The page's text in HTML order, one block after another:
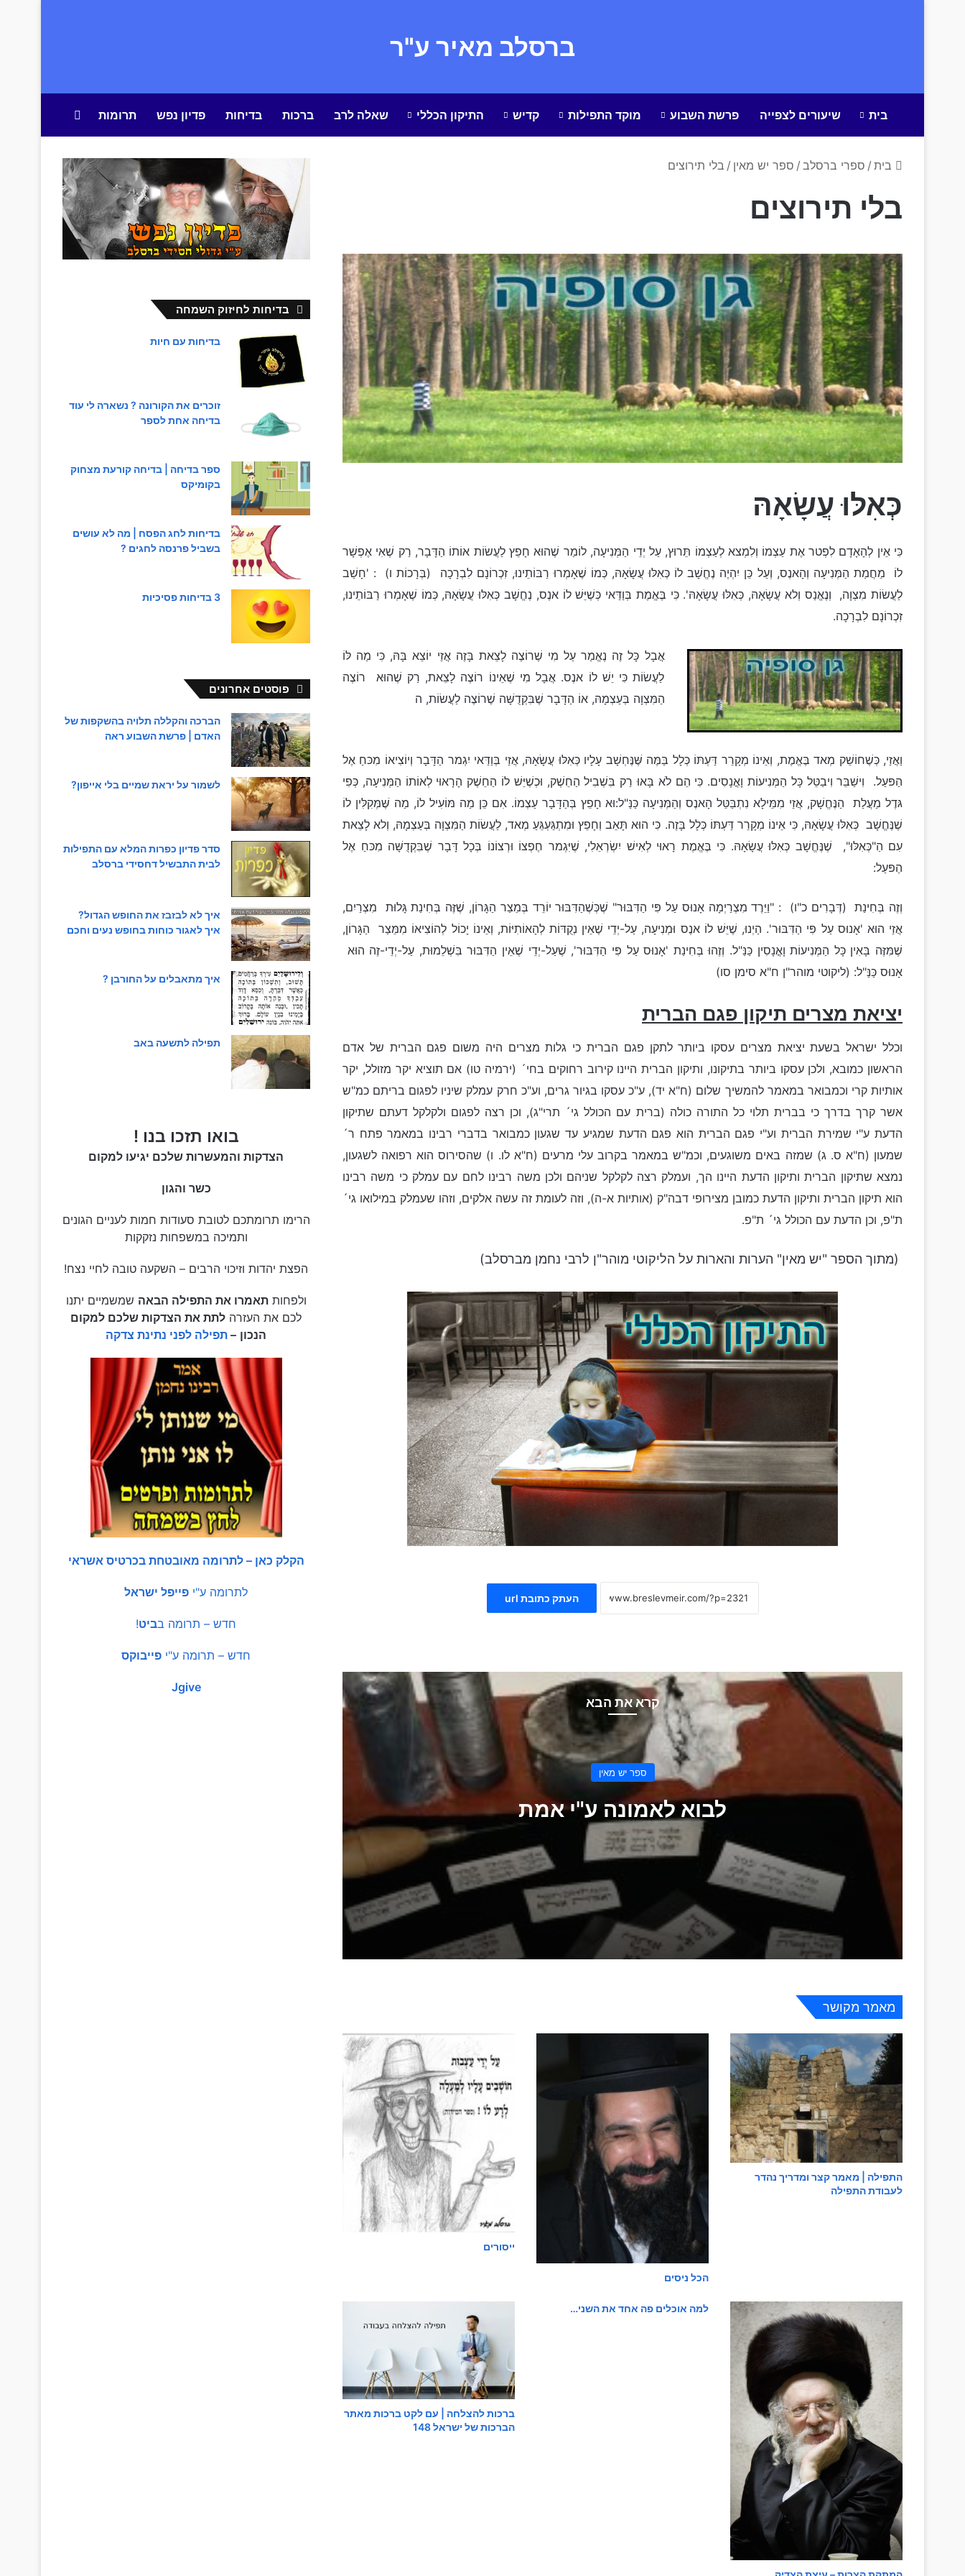
ברסלב מאיר ע"ר
בית שיעורים לצפייה פרשת השבוע מוקד התפילות קדיש התיקון הכללי שאלה לרב ברכות בדיחות פדיון נפש תרומות
בית / ספרי ברסלב / ספר יש מאין / בלי תירוצים
בלי תירוצים
כְּאִלּוּ עֲשָׂאָהּ
כִּי אֵין לְהָאָדָם לִפְטר אֶת עַצְמוֹ וְלִמְצא לְעַצְמוֹ תֵּרוּץ, עַל יְדֵי הַמְּנִיעָה, לוֹמַר שֶׁהוּא חָפֵץ לַעֲשׂוֹת אוֹתוֹ הַדָּבָר, רַק שֶׁאִי אֶפְשָׁר
לוֹ מֵחֲמַת הַמְּנִיעָה וְהָאנֶס, וְעַל כֵּן יִהְיֶה נֶחֱשָׁב לוֹ כְּאִלּוּ עֲשָׂאָהּ, כְּמוֹ שֶׁאָמְרוּ רַבּוֹתֵינוּ, זִכְרוֹנָם לִבְרָכָה (בְּרָכוֹת ו) : 'חָשַׁב
לַעֲשׂוֹת מִצְוָה, וְנֶאֱנַס וְלא עֲשָׂאָהּ, כְּאִלּוּ עֲשָׂאָהּ'. כִּי בֶּאֱמֶת בְּוַדַּאי כְּשֶׁיֵּשׁ לוֹ אנֶס, נֶחֱשָׁב כְּאִלּוּ עֲשָׂאָהּ, כְּמוֹ שֶׁאָמְרוּ רַבּוֹתֵינוּ,
זִכְרוֹנָם לִבְרָכָה.
אֲבָל כָּל זֶה נֶאֱמַר עַל מִי שֶׁרוֹצֶה לָצֵאת בָּזֶה אֲזַי יוֹצֵא בָּהּ, כִּי מַה לּוֹ
לַעֲשׂוֹת כִּי יֵשׁ לוֹ אנֶס. אֲבָל מִי שֶׁאֵינוֹ רוֹצֶה לָצֵאת, רַק שֶׁהוּא רוֹצֶה
הַמִּצְוָה בְּעַצְמָהּ, אוֹ הַדָּבָר שֶׁבִּקְדֻשָּׁה שֶׁרוֹצֶה לַעֲשׂוֹת, ה
וַאֲזַי, כְּשֶׁחוֹשֵׁק מְאד בֶּאֱמֶת, וְאֵינוֹ מְקָרֵר דַּעְתּוֹ כְּלָל בַּמֶּה שֶּׁנֶּחְשָׁב עָלָיו כְּאִלּוּ עֲשָׂאָהּ, אֲזַי בְּוַדַּאי יִגְמר הַדָּבָר וְיוֹצִיאוֹ מִכּחַ אֶל
הַפּעַל. וִישַׁבֵּר וִיבַטֵּל כָּל הַמְּנִיעוֹת וָאֳנָסִים. כִּי הֵם לֹא בָּאוּ רַק בִּשְׁבִיל הַחֵשֶׁק, וּכְשֶׁיֵּשׁ לוֹ הַחֵשֶׁק הָרָאוּי לְאוֹתוֹ הַמְּנִיעָה, כְּפִי
גּדֶל מַעֲלַת הַנֶּחֱשָׁק, אֲזַי מִמֵּילָא נִתְבַּטֵּל הָאנֶס וְהַמְּנִיעָה כַּנַּ"ל:וּא חָפֵץ בְּהַדָּבָר עַצְמוֹ. אִם כֵּן מַה מּוֹעִיל לוֹ, מַה שֶּׁמְּקִלִּין לוֹ
שֶׁנֶּחֱשָׁב כְּאִלּוּ עֲשָׂאָהּ, כִּי אֵינוֹ מְקָרֵר דַּעְתּוֹ כְּלָל בָּזֶה. כִּי הוּא תָּאֵב וְחָפֵץ וּמִתְגַּעְגֵּעַ מְאד, לַעֲשׂוֹת הַמִּצְוָה בְּעַצְמָהּ, וְלא לָצֵאת
עִם הַ"כְּאִלּוּ", שֶׁנֶּחֱשָׁב כְּאִלּוּ עֲשָׂאָהּ. כִּי בֶּאֱמֶת רָאוּי לְאִישׁ יִשְׂרְאֵלִי, שֶׁיִּגְמר חֶפְצוֹ וּרְצוֹנוֹ בְּכָל דָּבָר שֶׁבִּקְדֻשָּׁה מִכּחַ אֶל
הַפּעַל:
וְזֶה בְּחִינַת (דְּבָרִים כ"ו) : "וַיֵּרֶד מִצְרַיְמָה אָנוּס עַל פִּי הַדִּבּוּר" שֶׁכְּשֶׁהַדִּבּוּר יוֹרֵד בְּמֵצַר הַגָּרוֹן, שֶׁזֶּה בְּחִינַת גָּלוּת מִצְרַיִם,
אֲזַי הוּא 'אָנוּס עַל פִּי הַדִּבּוּר'. הַיְנוּ, שֶׁיֵּשׁ לוֹ אנֶס וּמְנִיעָה, עַל-יְדֵי שֶׁאֵין נְקֻדּוֹת לְהָאוֹתִיּוֹת, וְאֵינוֹ יָכוֹל לְהוֹצִיאוֹ מִמֵּצַר הַגָּרוֹן,
שֶׁמִּזֶּה בָּאִין כָּל הַמְּנִיעוֹת וָאֳנָסִין כַּנַּ"ל. וְזֶהוּ בְּחִינַת 'אָנוּס עַל פִּי הַדִּבּוּר', שֶׁעַל-יְדֵי שֶׁאֵין הַדִּבּוּר בִּשְׁלֵמוּת, עַל-יְדֵי-זֶה הוּא
אָנוּס כַּנַּ"ל: (ליקוטי מוהר"ן ח"א סימן סו)
יציאת מצרים תיקון פגם הברית
וכלל ישראל בשעת יציאת מצרים עסקו ביותר לתקן פגם הברית כי גלות מצרים היה משום פגם הברית של אדם
הראשון כמובא, ולכן עסקו ביותר בתיקונו, ותיקון הברית היינו קירוב רחוקים בחי´ (ירמיה טו) אם תוציא יקר מזולל, יקר
אותיות קרי וכמבואר במאמר להמשיך שלום (ח"א יד), ע"כ עסקו בגיור גרים, וע"כ חרק עמלק שיניו לפגום בריתם כמ"ש
אשר קרך בדרך כי בברית תלוי כל התורה כולה (ברית עם הכולל גי´ תרי"ג), וכן רצה לפגום ולקלקל דעתם שתיקון
הדעת ע"י שמירת הברית וע"י פגם הברית הוא פגם הדעת שמגיע עד שגעון כמבואר בדברי רבינו במאמר פתח ר´
שמעון (ח"א ס. ג) שמזה באים משוגעים, וכמ"ש במאמר בקרוב עלי מרעים (ח"א לו. ו) שהסירוס הוא רפואה לשגעון,
נמצא שתיקון הברית ותיקון הדעת היינו הך, ועמלק רצה לקלקל שניהם ולכן משה רבינו לחם עם עמלק כי משה רבינו
הוא תיקון הברית ותיקון הדעת כמובן מצירופי דבה"ק (אותיות א-ה), וזה לעומת זה עשה אלקים, וזהו שעמלק במילואו גי´
ת"פ, וכן הדעת עם הכולל גי´ ת"פ.
(מתוך הספר "יש מאין" הערות והארות על הליקוטי מוהר"ן לרבי נחמן מברסלב)
העתק כתובת url
קרא את הבא
ספר יש מאין
לבוא לאמונה ע"י אמת
לבוא לאמונה ע"י אמת
ייסורין
בריאת העולם היתה בשבילי
לומדי התורה הם מקיימי עלמא
הזמן רץ… תפוס אותו – ישיבת ברסלב
אסור להיות זקן | תיקון העולם
מאמר מקושר
התפילה | מאמר קצר ומדריך נהדר
לעבודת התפילה
הכל ניסים
ייסורים
למה אוכלים פה אחד את השני…
ברכות להצלחה | עם לקט ברכות מאתר
הברכות של ישראל 148
בדיחות לחיזוק השמחה
בדיחות עם חיות
זוכרים את הקורונה ? נשארה לי עוד
בדיחה אחת לספר
ספר בדיחה | בדיחה קורעת מצחוק
בקומיקס
בדיחות לחג הפסח | מה לא עושים
בשביל פרנסה לחגים ?
3 בדיחות פסיכיות
פוסטים אחרונים
הברכה והקללה תלויה בהשקפות של
האדם | פרשת השבוע ראה
לשמור על יראת שמיים בלי אייפון?
סדר פדיון כפרות המלא עם התפילות
לבית התבשיל דחסידי ברסלב
איך לא לבזבז את החופש הגדול?
איך לאגור כוחות בחופש נעים וחכם
איך מתאבלים על החורבן ?
תפילה לתשעה באב
בואו תזכו בנו !
הצדקות והמעשרות שלכם יגיעו למקום
כשר והגון
הרימו תרומתכם לטובת סעודות חמות לעניים הגונים
ותמיכה במשפחות נזקקות
הפצת יהדות וזיכוי הרבים – השקעה טובה לחיי נצח!
ולפחותתאמרו את התפילה הבאה שמשמיים יתנו
לכם את העזרה לתת את הצדקות שלכם למקום
הנכון – תפילה לפני נתינת צדקה
הקלק כאן – לתרומה מאובטחת בכרטיס אשראי
לתרומה ע"י פייפל ישראל
חדש – תרומה בביט!
חדש – תרומה ע"י פייבוקס
Jgive